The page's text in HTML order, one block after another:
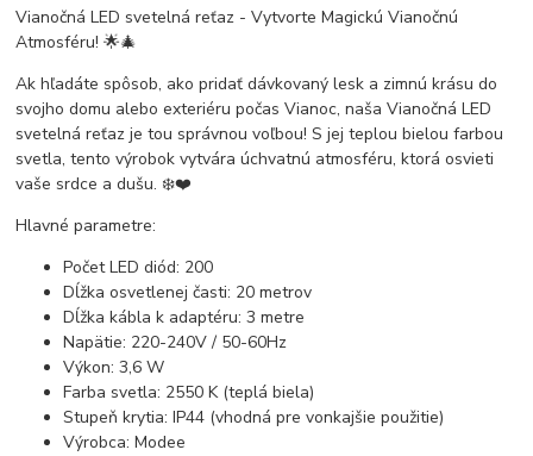
Vianočná LED svetelná reťaz - Vytvorte Magickú Vianočnú
Atmosféru! 🌟🎄
Ak hľadáte spôsob, ako pridať dávkovaný lesk a zimnú krásu do
svojho domu alebo exteriéru počas Vianoc, naša Vianočná LED
svetelná reťaz je tou správnou voľbou! S jej teplou bielou farbou
svetla, tento výrobok vytvára úchvatnú atmosféru, ktorá osvieti
vaše srdce a dušu. ❄️❤️
Hlavné parametre:
Počet LED diód: 200
Dĺžka osvetlenej časti: 20 metrov
Dĺžka kábla k adaptéru: 3 metre
Napätie: 220-240V / 50-60Hz
Výkon: 3,6 W
Farba svetla: 2550 K (teplá biela)
Stupeň krytia: IP44 (vhodná pre vonkajšie použitie)
Výrobca: Modee